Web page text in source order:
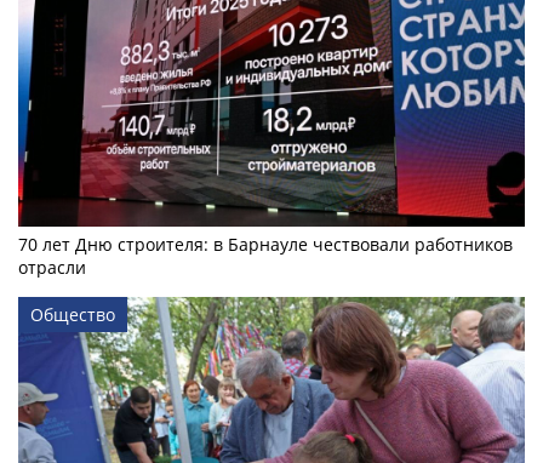
70 лет Дню строителя: в Барнауле чествовали работников
отрасли
Общество